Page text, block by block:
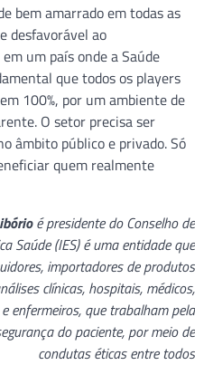
bem amarrado em todas as
desfavorável ao
um país onde a Saúde
que todos os players
100%, por um ambiente de
O setor precisa ser
âmbito público e privado. Só
quem realmente
é presidente do Conselho de
Saúde (IES) é uma entidade que
importadores de produtos
clínicas, hospitais, médicos,
enfermeiros, que trabalham pela
do paciente, por meio de
condutas éticas entre todos